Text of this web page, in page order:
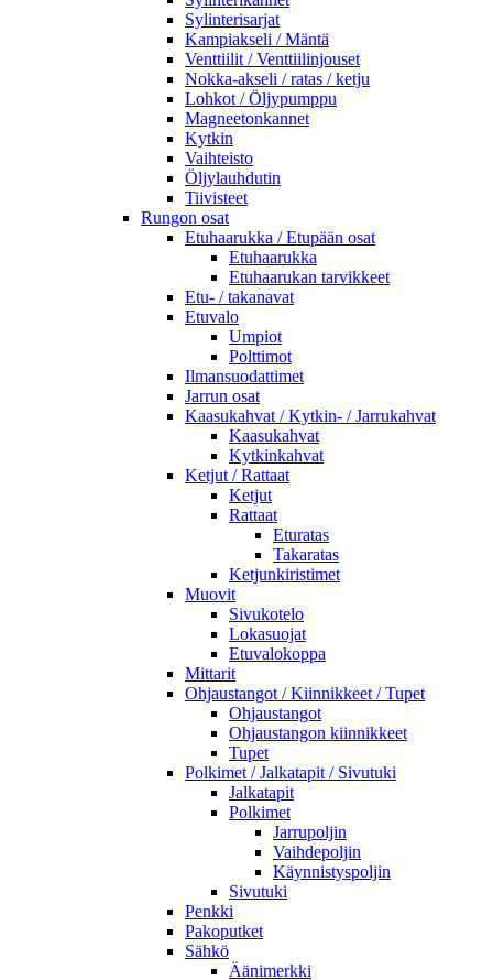
Sylinterisarjat
Kampiakseli / Mäntä
Venttiilit / Venttiilinjouset
Nokka-akseli / ratas / ketju
Lohkot / Öljypumppu
Magneetonkannet
Kytkin
Vaihteisto
Öljylauhdutin
Tiivisteet
Rungon osat
Etuhaarukka / Etupään osat
Etuhaarukka
Etuhaarukan tarvikkeet
Etu- / takanavat
Etuvalo
Umpiot
Polttimot
Ilmansuodattimet
Jarrun osat
Kaasukahvat / Kytkin- / Jarrukahvat
Kaasukahvat
Kytkinkahvat
Ketjut / Rattaat
Ketjut
Rattaat
Eturatas
Takaratas
Ketjunkiristimet
Muovit
Sivukotelo
Lokasuojat
Etuvalokoppa
Mittarit
Ohjaustangot / Kiinnikkeet / Tupet
Ohjaustangot
Ohjaustangon kiinnikkeet
Tupet
Polkimet / Jalkatapit / Sivutuki
Jalkatapit
Polkimet
Jarrupoljin
Vaihdepoljin
Käynnistyspoljin
Sivutuki
Penkki
Pakoputket
Sähkö
Äänimerkki